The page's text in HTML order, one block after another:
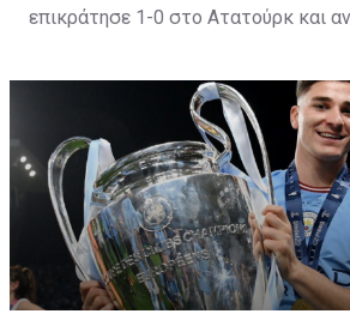
επικράτησε 1-0 στο Ατατούρκ και
Οι "πόλιτες" πρόσθεσαν στην
κούπα με "τα μεγάλα αυτιά", η οποία
οποία ήθελε να κατακτήσει όσο
Γκουαρδιόλα.
Ο Καταλανός τεχνικός πέτυχε μια
όπως ότι έφτασε τα τρία
το ότι μπήκε στο κλειστό club με